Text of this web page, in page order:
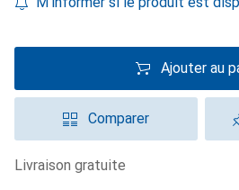
Ajouter au
Comparer
livraison gratuite